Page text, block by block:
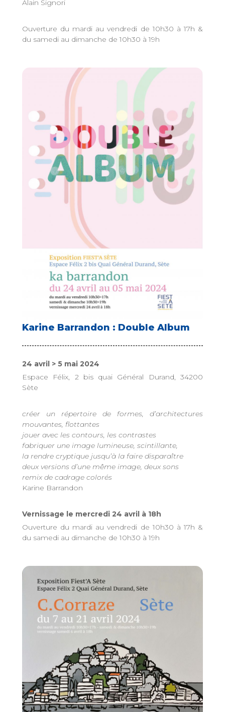
Alain Signori
Ouverture du mardi au vendredi de 10h30 à 17h &
du samedi au dimanche de 10h30 à 19h
Karine Barrandon : Double Album
24 avril > 5 mai 2024
Espace Félix, 2 bis quai Général Durand, 34200
Sète
créer un répertoire de formes, d’architectures
mouvantes, flottantes
jouer avec les contours, les contrastes
fabriquer une image lumineuse, scintillante,
la rendre cryptique jusqu’à la faire disparaître
deux versions d’une même image, deux sons
remix de cadrage colorés
Karine Barrandon
Vernissage le mercredi 24 avril à 18h
Ouverture du mardi au vendredi de 10h30 à 17h &
du samedi au dimanche de 10h30 à 19h